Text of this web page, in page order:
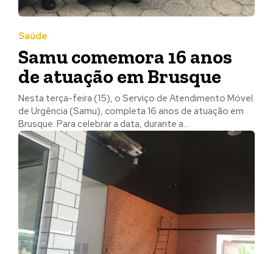
Saúde
Samu comemora 16 anos
de atuação em Brusque
Nesta terça-feira (15), o Serviço de Atendimento Móvel
de Urgência (Samu), completa 16 anos de atuação em
Brusque. Para celebrar a data, durante a...